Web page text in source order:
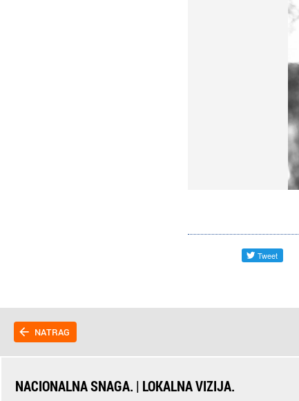
NATRAG
NACIONALNA SNAGA. | LOKALNA VIZIJA.